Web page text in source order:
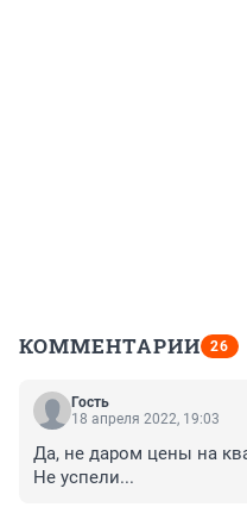
КОММЕНТАРИИ 26
Гость
18 апреля 2022, 19:03
Да, не даром цены на
Не успели...